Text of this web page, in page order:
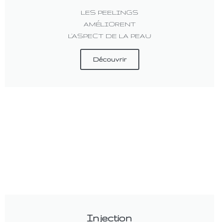
LES PEELINGS
AMÉLIORENT
L'ASPECT DE LA PEAU
Découvrir
Injection